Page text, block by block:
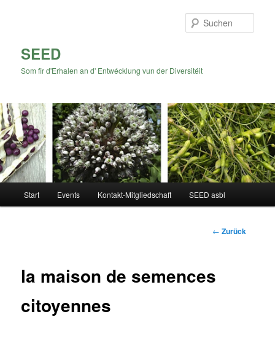
SEED
Som fir d'Erhalen an d' Entwécklung vun der Diversitéit
Start Events Kontakt-Mitgliedschaft SEED asbl
Beitrags-
← Zurück
la maison de semences
citoyennes